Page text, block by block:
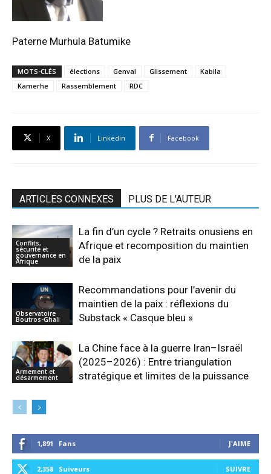
Paterne Murhula Batumike
MOTS-CLÉS élections Genval Glissement
Kabila
Kamerhe
Rassemblement RDC
X Linkedin Facebook
ARTICLES CONNEXES PLUS DE L'AUTEUR
Conflits,
sécurité et
gouvernance en
Afrique
La fin d’un cycle ? Retraits onusiens en
Afrique et recomposition du maintien
de la paix
Observatoire
Boutros-Ghali
Recommandations pour l’avenir du
maintien de la paix : réflexions du
Substack « Casque bleu »
Armement et
désarmement
La Chine face à la guerre Iran–Israël
(2025–2026) : Entre triangulation
stratégique et limites de la puissance
1,891 Fans J'AIME
2,358 Suiveurs SUIVRE